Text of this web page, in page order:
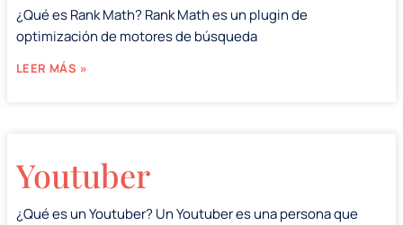
¿Qué es Rank Math? Rank Math es un plugin de
optimización de motores de búsqueda
LEER MÁS »
Youtuber
¿Qué es un Youtuber? Un Youtuber es una persona que